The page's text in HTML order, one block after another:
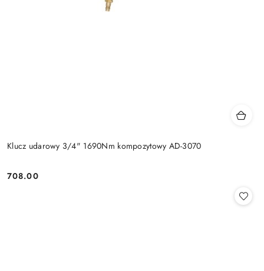
Klucz udarowy 3/4" 1690Nm kompozytowy AD-3070
Cena:
708.00